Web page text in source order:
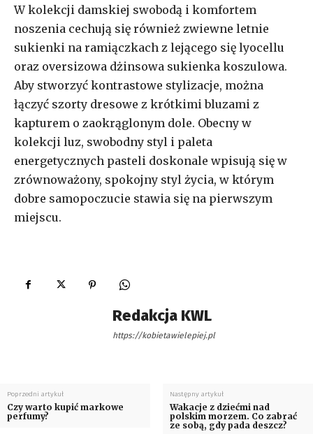
W kolekcji damskiej swobodą i komfortem
noszenia cechują się również zwiewne letnie
sukienki na ramiączkach z lejącego się lyocellu
oraz oversizowa dżinsowa sukienka koszulowa.
Aby stworzyć kontrastowe stylizacje, można
łączyć szorty dresowe z krótkimi bluzami z
kapturem o zaokrąglonym dole. Obecny w
kolekcji luz, swobodny styl i paleta
energetycznych pasteli doskonale wpisują się w
zrównoważony, spokojny styl życia, w którym
dobre samopoczucie stawia się na pierwszym
miejscu.
Redakcja KWL
https://kobietawielepiej.pl
Poprzedni artykuł
Czy warto kupić markowe
perfumy?
Następny artykuł
Wakacje z dziećmi nad
polskim morzem. Co zabrać
ze sobą, gdy pada deszcz?